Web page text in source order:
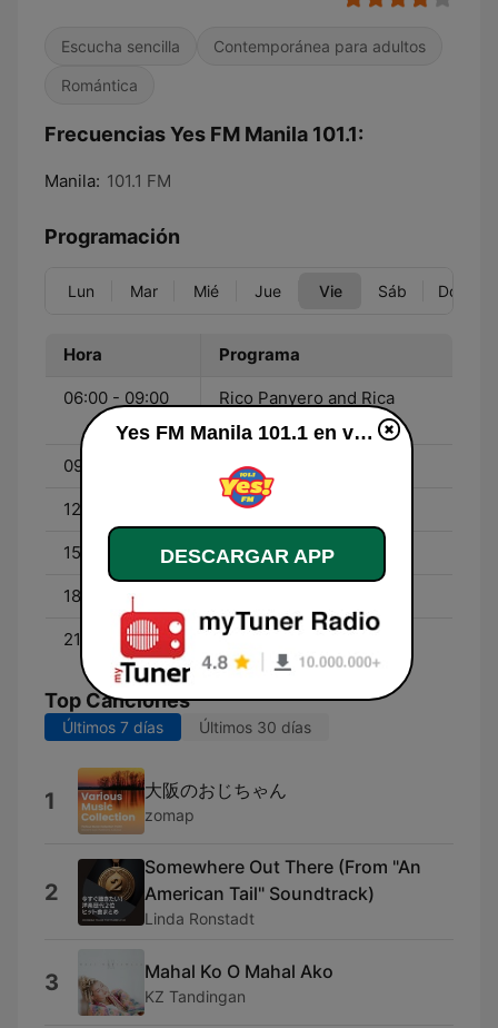
Escucha sencilla Contemporánea para adultos
Romántica
Frecuencias Yes FM Manila 101.1:
Manila: 101.1 FM
Programación
Lun Mar Mié Jue Vie Sáb Dom
Hora Programa
06:00 - 09:00
Rico Panyero and Rica
Herra
09:00 - 12:00 Maria Morena
12:00 - 15:00 Shai Tisai
15:00 - 18:00 Sexy Megan
18:00 - 21:00
21:00 - 00:00 Ganda Wanda
Top Canciones
Últimos 7 días Últimos 30 días
1 大阪のおじちゃん
zomap
2
Somewhere Out There (From "An
American Tail" Soundtrack)
Linda Ronstadt
3 Mahal Ko O Mahal Ako
KZ Tandingan
Yes FM Manila 101.1 en vivo
DESCARGAR APP